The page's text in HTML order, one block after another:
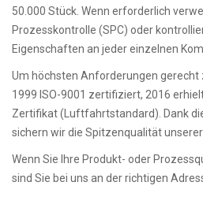
50.000 Stück. Wenn erforderlich
Prozesskontrolle (SPC) oder
Eigenschaften an jeder einzelnen
Um höchsten Anforderungen gerecht
1999 ISO-9001 zertifiziert, 2016
Zertifikat (Luftfahrtstandard). Dank
sichern wir die Spitzenqualität
Wenn Sie Ihre Produkt- oder
sind Sie bei uns an der richtigen